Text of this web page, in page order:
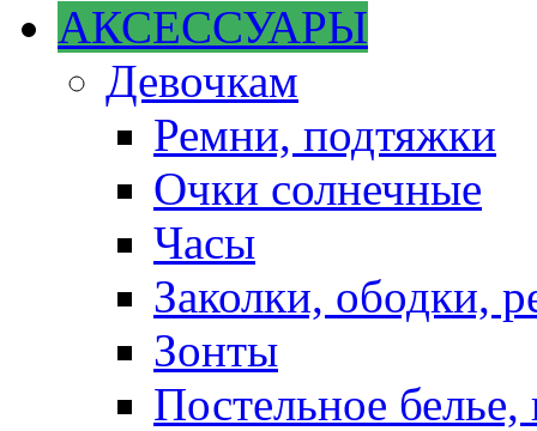
АКСЕССУАРЫ
Девочкам
Ремни, подтяжки
Очки солнечные
Часы
Заколки, ободки,
Зонты
Постельное белье,